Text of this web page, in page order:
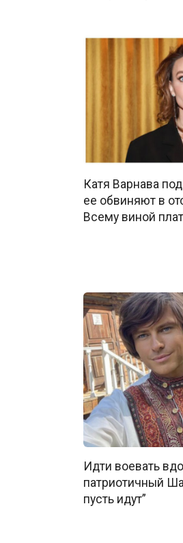
Катя Варнава
ее обвиняют в
Всему виной
Идти воевать
патриотичный
пусть идут”